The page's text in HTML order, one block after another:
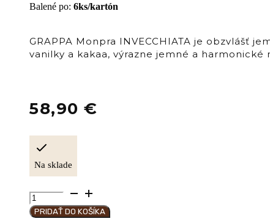
Balené po: 6ks/kartón
GRAPPA Monpra INVECCHIATA je obzvlášť
vanilky a kakaa, výrazne jemné a
58,90 €
Na sklade
množstvo
BERTA
Distillerie
PRIDAŤ DO KOŠÍKA